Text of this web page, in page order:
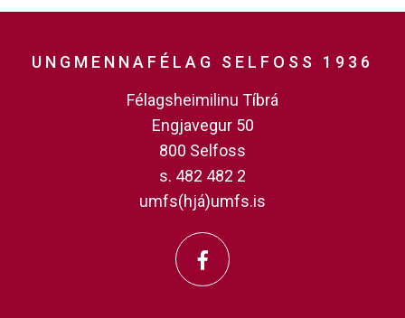
UNGMENNAFÉLAG SELFOSS 1936
Félagsheimilinu Tíbrá
Engjavegur 50
800 Selfoss
s. 482 482 2
umfs(hjá)umfs.is